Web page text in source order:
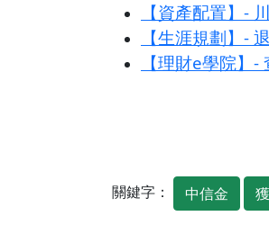
【資產配置】-
【生涯規劃】-
【理財e學院】
關鍵字： 中信金